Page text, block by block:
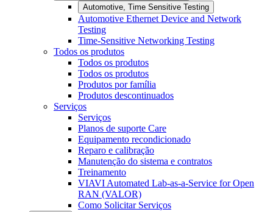
Automotive, Time Sensitive Testing
Automotive Ethernet Device and Network
Testing
Time-Sensitive Networking Testing
Todos os produtos
Todos os produtos
Todos os produtos
Produtos por família
Produtos descontinuados
Serviços
Serviços
Planos de suporte Care
Equipamento recondicionado
Reparo e calibração
Manutenção do sistema e contratos
Treinamento
VIAVI Automated Lab-as-a-Service for Open
RAN (VALOR)
Como Solicitar Serviços